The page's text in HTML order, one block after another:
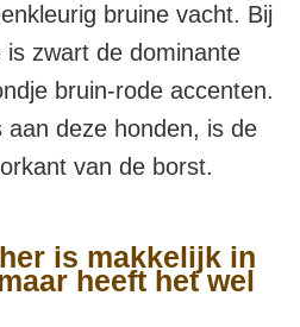
bruine vacht. Bij
zwart de dominante
bruin-rode accenten.
aan deze honden, is de
van de borst.
is makkelijk in
heeft het wel